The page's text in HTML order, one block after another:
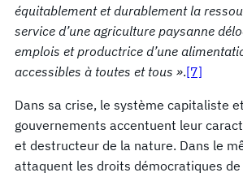
équitablement et durablement la
service d’une agriculture paysanne
emplois et productrice d’une
accessibles à toutes et tous ».[7]
Dans sa crise, le système capitaliste
gouvernements accentuent leur
et destructeur de la nature. Dans le
attaquent les droits démocratiques